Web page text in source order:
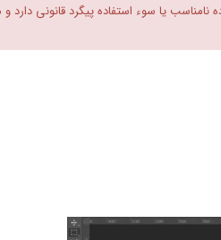
یا سوء استفاده پیگرد قانونی دارد